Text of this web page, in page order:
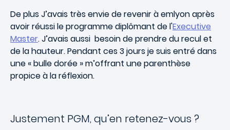
De plus J’avais très envie de revenir à emlyon après
avoir réussi le programme diplômant de l'Executive
Master. J’avais aussi besoin de prendre du recul et
de la hauteur. Pendant ces 3 jours je suis entré dans
une « bulle dorée » m’offrant une parenthèse
propice à la réflexion.
Justement PGM, qu’en retenez-vous ?